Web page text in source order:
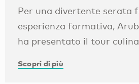
Per una divertente serata
esperienza formativa,
ha presentato il tour
Scopri di più